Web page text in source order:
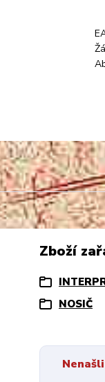
Zboží
NOSIČ